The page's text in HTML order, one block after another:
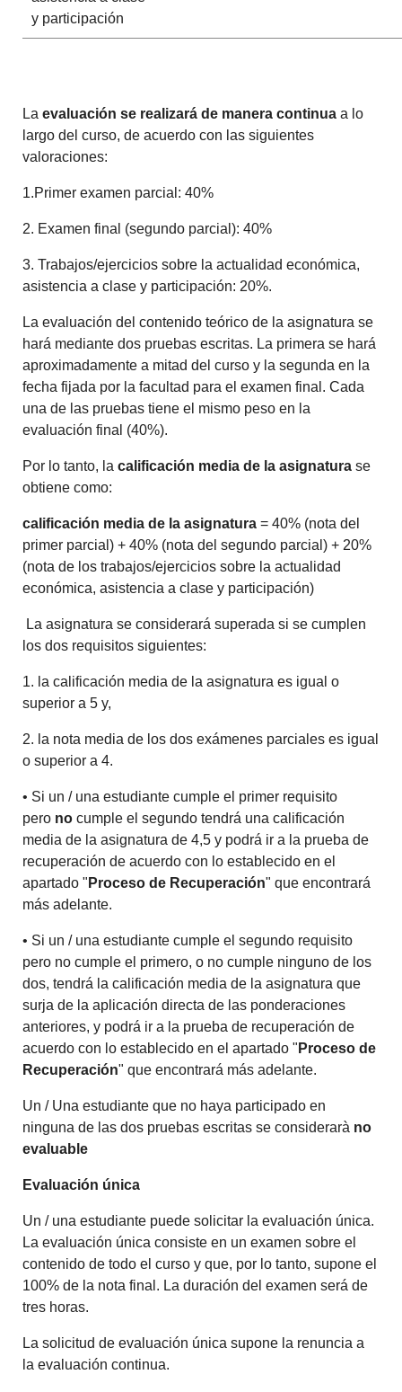
y participación
Laevaluación se realizará de manera continua a lo
largo del curso, de acuerdo con las siguientes
valoraciones:
1.Primer examen parcial: 40%
2. Examen final (segundo parcial): 40%
3. Trabajos/ejercicios sobre la actualidad económica,
asistencia a clase y participación: 20%.
La evaluación del contenido teórico de la asignatura se
hará mediante dos pruebas escritas. La primera se hará
aproximadamente a mitad del curso y la segunda en la
fecha fijada por la facultad para el examen final. Cada
una de las pruebas tiene el mismo peso en la
evaluación final (40%).
Por lo tanto, lacalificación media de la asignatura se
obtiene como:
calificación media de la asignatura = 40% (nota del
primer parcial) + 40% (nota del segundo parcial) + 20%
(nota de los trabajos/ejercicios sobre la actualidad
económica, asistencia a clase y participación)
La asignatura se considerará superada si se cumplen
los dos requisitos siguientes:
1. la calificación media de la asignatura es igual o
superior a 5 y,
2. la nota media de los dos exámenes parciales es igual
o superior a 4.
• Si un / una estudiante cumple el primer requisito
pero no cumple el segundo tendrá una calificación
media de la asignatura de 4,5 y podrá ir a la prueba de
recuperación de acuerdo con lo establecido en el
apartado " Proceso de Recuperación" que encontrará
más adelante.
• Si un / una estudiante cumple el segundo requisito
pero no cumple el primero, o no cumple ninguno de los
dos, tendrá la calificación media de la asignatura que
surja de la aplicación directa de las ponderaciones
anteriores, y podrá ir a la prueba de recuperación de
acuerdo con lo establecido en el apartado " Proceso de
Recuperación" que encontrará más adelante.
Un / Una estudiante que no haya participado en
ninguna de las dos pruebas escritas se considerarà no
evaluable
Evaluación única
Un / una estudiante puede solicitar la evaluación única.
La evaluación única consiste en un examen sobre el
contenido de todo el curso y que, por lo tanto, supone el
100% de la nota final. La duración del examen será de
tres horas.
La solicitud de evaluación única supone la renuncia a
la evaluación continua.